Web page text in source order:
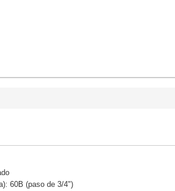
60B (paso de 3/4")